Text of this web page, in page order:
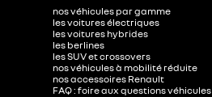
nos véhicules par gamme
les voitures électriques
les voitures hybrides
les berlines
les SUV et crossovers
nos véhicules à mobilité réduite
nos accessoires Renault​
FAQ : foire aux questions véhicules